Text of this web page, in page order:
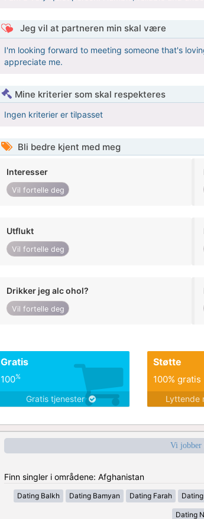
Jeg vil at partneren min skal være
I'm looking forward to meeting someone that's
appreciate me.
Mine kriterier som skal respekteres
Ingen kriterier er tilpasset
Bli bedre kjent med meg
Interesser
Vil fortelle deg
Utflukt
Vil fortelle deg
Drikker jeg alc ohol?
Vil fortelle deg
Gratis
100%
Gratis tjenester
Støtte
100% gratis
Lyttende
Vi jobber
Finn singler i områdene: Afghanistan
Dating Balkh Dating Bamyan Dating Farah
Dating